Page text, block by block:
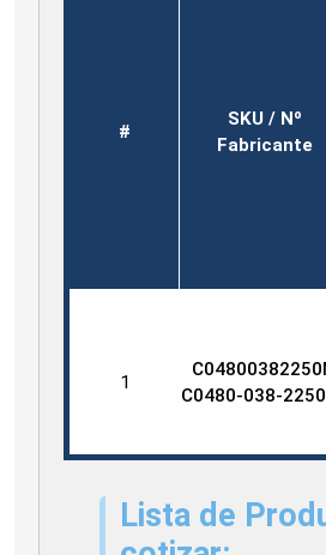
#
SKU / Nº
Fabricante
1
C0480-038-
Lista de